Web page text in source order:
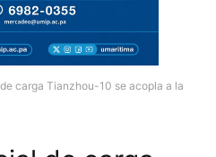
carga Tianzhou-10 se acopla a la